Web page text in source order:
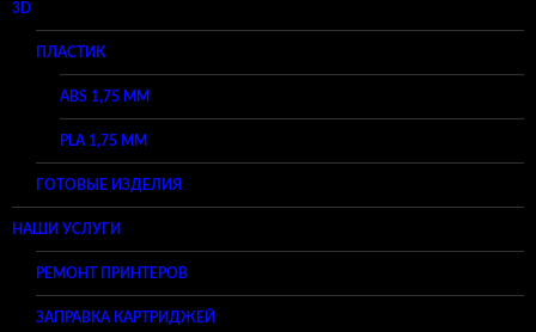
3D
ПЛАСТИК
ABS 1,75 ММ
PLA 1,75 ММ
ГОТОВЫЕ ИЗДЕЛИЯ
НАШИ УСЛУГИ
РЕМОНТ ПРИНТЕРОВ
ЗАПРАВКА КАРТРИДЖЕЙ